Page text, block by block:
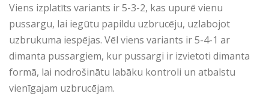
Viens izplatīts variants ir 5-3-2, kas upurē vienu
pussargu, lai iegūtu papildu uzbrucēju, uzlabojot
uzbrukuma iespējas. Vēl viens variants ir 5-4-1 ar
dimanta pussargiem, kur pussargi ir izvietoti dimanta
formā, lai nodrošinātu labāku kontroli un atbalstu
vienīgajam uzbrucējam.